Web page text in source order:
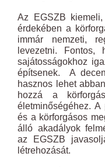
Az EGSZB
érdekében a
immár nemzeti,
levezetni.
sajátosságokhoz
építsenek. A
hasznos lehet
hozzá a
életminőségéhez. A
és a körforgásos
álló akadályok
az EGSZB
létrehozását.